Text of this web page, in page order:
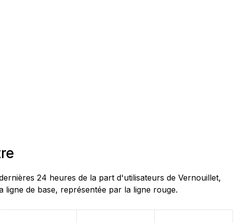
24 heures de la part d'utilisateurs de Vernouillet,
de base, représentée par la ligne rouge.